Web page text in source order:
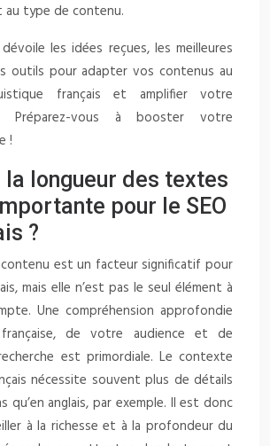
au type de contenu.
les idées reçues, les meilleures
outils pour adapter vos contenus au
français et amplifier votre
Préparez-vous à booster votre
!
la longueur des textes
pour le SEO
?
est un facteur significatif pour
mais elle n’est pas le seul élément à
Une compréhension approfondie
de votre audience et de
est primordiale. Le contexte
nécessite souvent plus de détails
qu’en anglais, par exemple. Il est donc
à la richesse et à la profondeur du